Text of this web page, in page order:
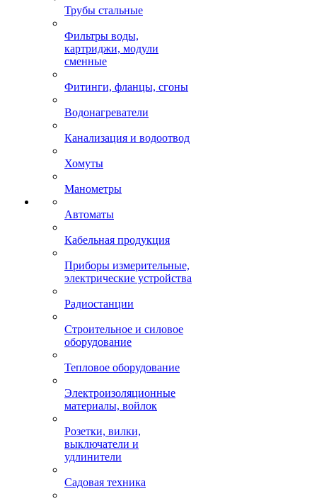
Трубы стальные
Фильтры воды,
картриджи, модули
сменные
Фитинги, фланцы, сгоны
Водонагреватели
Канализация и водоотвод
Хомуты
Манометры
Автоматы
Кабельная продукция
Приборы измерительные,
электрические устройства
Радиостанции
Строительное и силовое
оборудование
Тепловое оборудование
Электроизоляционные
материалы, войлок
Розетки, вилки,
выключатели и
удлинители
Садовая техника